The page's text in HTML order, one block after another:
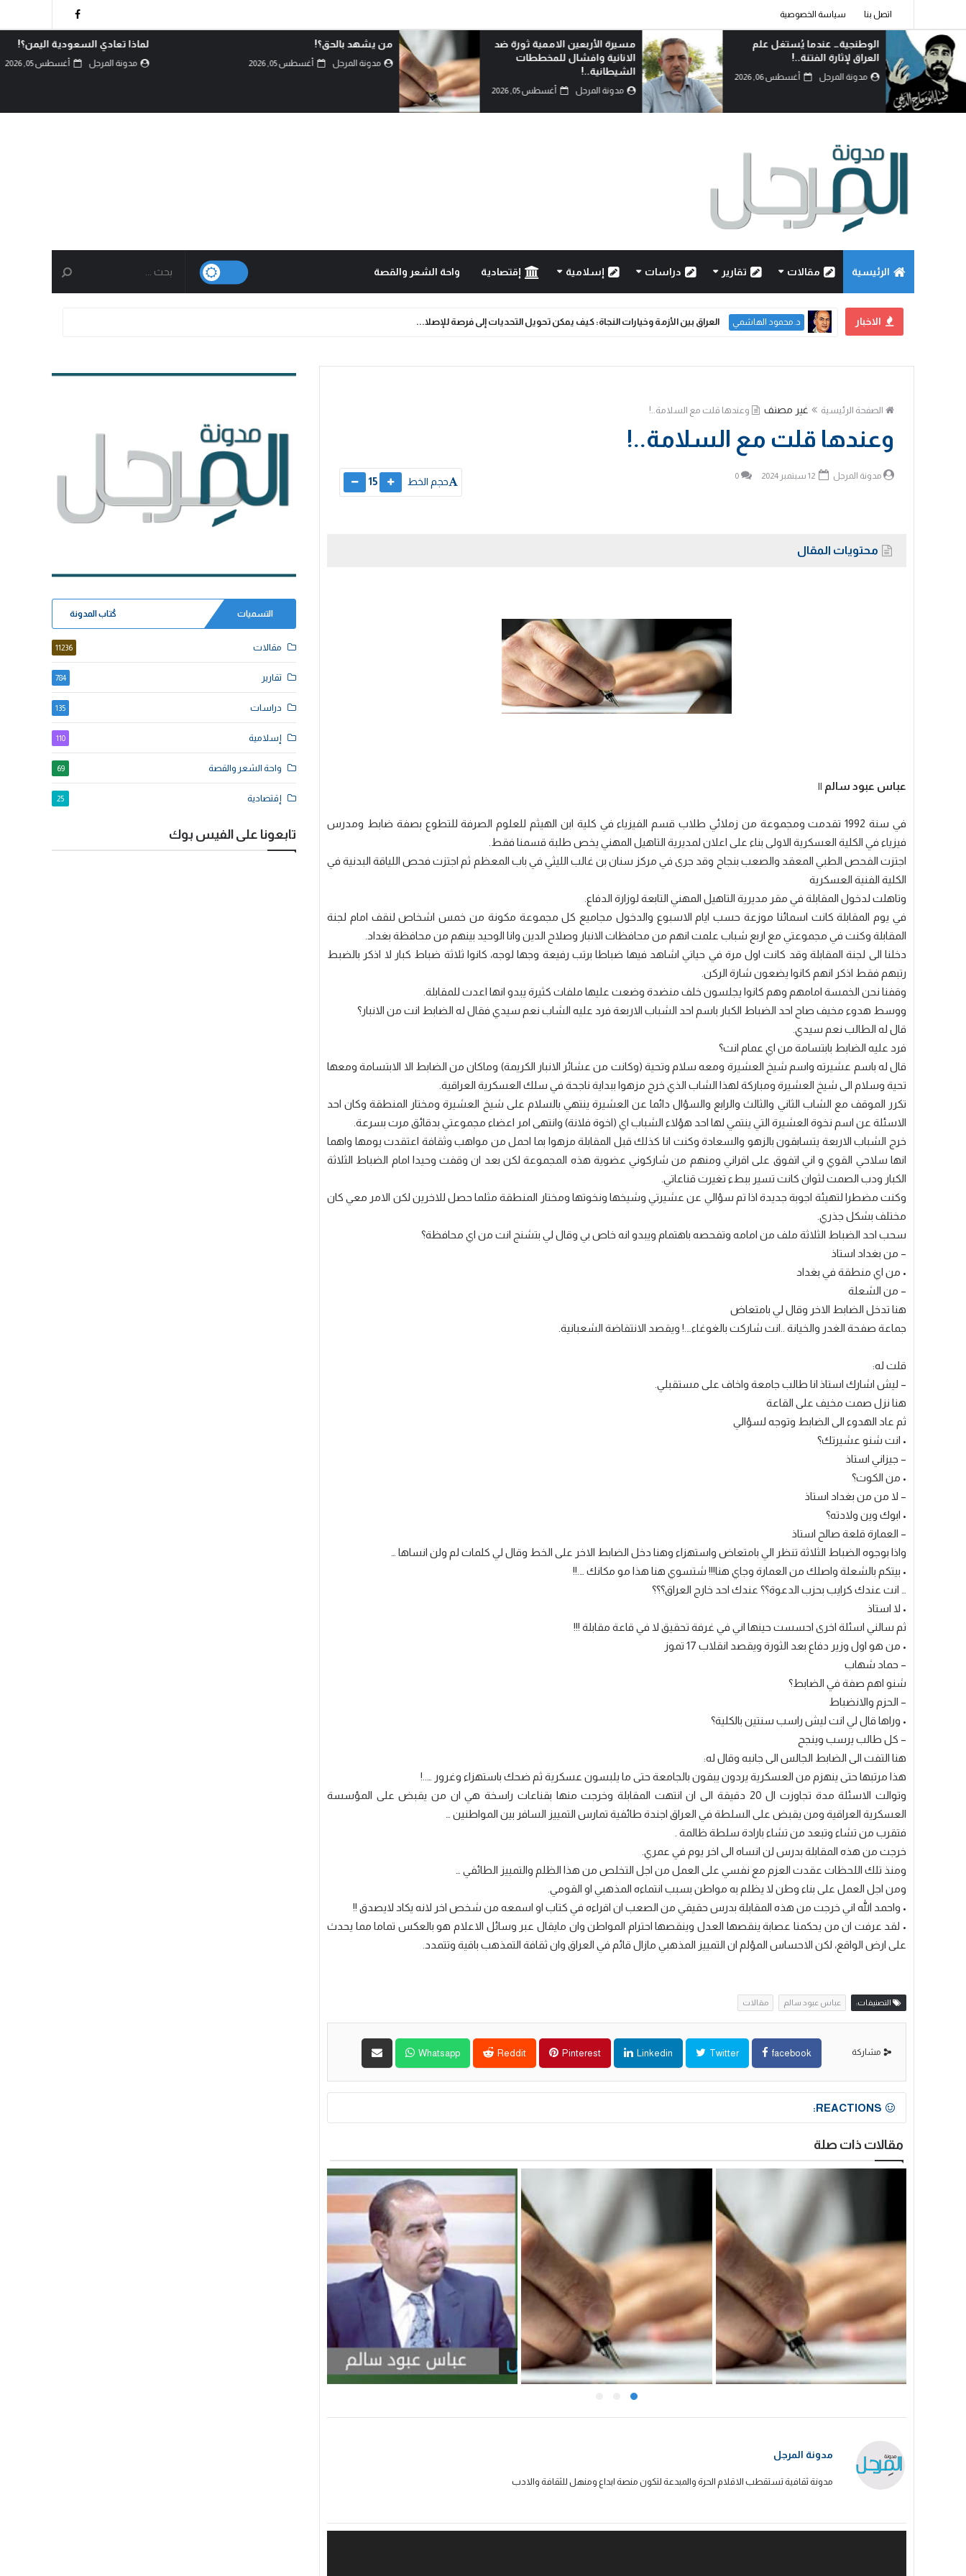
اتصل بنا سياسة الخصوصية
الوطنجية… عندما يُستغل علم
العراق لإثارة الفتنة..!
مدونة المرجل أغسطس 06, 2026
مسيرة الأربعين الاممية ثورة ضد
الانانية وافشال للمخططات
الشيطانية..!
مدونة المرجل أغسطس 05, 2026
من يشهد بالحق؟!
مدونة المرجل أغسطس 05, 2026
لماذا تعادي السعودية اليمن؟!
مدونة المرجل أغسطس 05, 2026
الرئيسية مقالات تقارير دراسات إسلامية إقتصادية واحة الشعر والقصة
الاخبار د. محمود الهاشمي العراق بين الأزمة وخيارات النجاة: كيف يمكن تحويل التحديات إلى فرصة للإصلا...
الصفحة الرئيسية غير مصنف وعندها قلت مع السلامة..!
وعندها قلت مع السلامة..!
مدونة المرجل 0 حجم الخط 15
محتويات المقال
عباس عبود سالم ||
في سنة 1992 تقدمت ومجموعة من زملائي طلاب قسم الفيزياء في كلية ابن الهيثم للعلوم الصرفة للتطوع بصفة ضابط ومدرس
فيزياء في الكلية العسكرية الاولى بناء على اعلان لمديرية التاهيل المهني يخص طلبة قسمنا فقط.
اجتزت الفحص الطبي المعقد والصعب بنجاح وقد جرى في مركز سنان بن غالب الليثي في باب المعظم ثم اجتزت فحص اللياقة البدنية في
الكلية الفنية العسكرية
وتاهلت لدخول المقابلة في مقر مديرية التاهيل المهني التابعة لوزارة الدفاع.
في يوم المقابلة كانت اسمائنا موزعة حسب ايام الاسبوع والدخول مجاميع كل مجموعة مكونة من خمس اشخاص لنقف امام لجنة
المقابلة وكنت في مجموعتي مع اربع شباب علمت انهم من محافظات الانبار وصلاح الدين وانا الوحيد بينهم من محافظة بغداد.
دخلنا الى لجنة المقابلة وقد كانت اول مرة في حياتي اشاهد فيها ضباطا برتب رفيعة وجها لوجه، كانوا ثلاثة ضباط كبار لا اذكر بالضبط
رتبهم فقط اذكر انهم كانوا يضعون شارة الركن.
وقفنا نحن الخمسة امامهم وهم كانوا يجلسون خلف منضدة وضعت عليها ملفات كثيرة يبدو انها اعدت للمقابلة.
ووسط هدوء مخيف صاح احد الضباط الكبار باسم احد الشباب الاربعة فرد عليه الشاب نعم سيدي فقال له الضابط انت من الانبار؟
قال له الطالب نعم سيدي.
فرد عليه الضابط بابتسامة من اي عمام انت؟
قال له باسم عشيرته واسم شيخ العشيرة ومعه سلام وتحية (وكانت من عشائر الانبار الكريمة) وماكان من الضابط الا الابتسامة ومعها
تحية وسلام الى شيخ العشيرة ومباركة لهذا الشاب الذي خرج مزهوا ببداية ناجحة في سلك العسكرية العراقية.
تكرر الموقف مع الشاب الثاني والثالث والرابع والسؤال دائما عن العشيرة ينتهي بالسلام على شيخ العشيرة ومختار المنطقة وكان احد
الاسئلة عن اسم نخوة العشيرة التي ينتمي لها احد هؤلاء الشباب اي (اخوة فلانة) وانتهى امر اعضاء مجموعتي بدقائق مرت بسرعة.
خرج الشباب الاربعة يتسابقون بالزهو والسعادة وكنت انا كذلك قبل المقابلة مزهوا بما احمل من مواهب وثقافة اعتقدت يومها واهما
انها سلاحي القوي و اني اتفوق على اقراني ومنهم من شاركوني عضوية هذه المجموعة لكن بعد ان وقفت وحيدا امام الضباط الثلاثة
الكبار ودب الصمت لثوان كانت تسير ببطء تغيرت قناعاتي.
وكنت مضطرا لتهيئة اجوبة جديدة اذا تم سؤالي عن عشيرتي وشيخها ونخوتها ومختار المنطقة مثلما حصل للاخرين لكن الامر معي كان
مختلف بشكل جذري.
سحب احد الضباط الثلاثة ملف من امامه وتفحصه باهتمام ويبدو انه خاص بي وقال لي بتشنج انت من اي محافظة؟
– من بغداد استاذ
• من اي منطقة في بغداد
– من الشعلة
هنا تدخل الضابط الاخر وقال لي بامتعاض
جماعة صفحة الغدر والخيانة ..انت شاركت بالغوغاء….! ويقصد الانتفاضة الشعبانية.
قلت له:
– ليش اشارك استاذ انا طالب جامعة واخاف على مستقبلي.
هنا نزل صمت مخيف على القاعة
ثم عاد الهدوء الى الضابط وتوجه لسؤالي
• انت شنو عشيرتك؟
– جيزاني استاذ
• من الكوت؟
– لا من من بغداد استاذ
• ابوك وين ولادته؟
– العمارة قلعة صالح استاذ
واذا بوجوه الضباط الثلاثة تنظر الي بامتعاض واستهزاء وهنا دخل الضابط الاخر على الخط وقال لي كلمات لم ولن انساها …
• بيتكم بالشعلة واصلك من العمارة وجاي هنا!!! شتسوي هنا هذا مو مكانك ….!!
… انت عندك كرايب بحزب الدعوة؟؟ عندك احد خارج العراق؟؟؟
• لا استاذ
ثم سالني اسئلة اخرى احسست حينها اني في غرفة تحقيق لا في قاعة مقابلة !!!
• من هو اول وزير دفاع بعد الثورة ويقصد انقلاب 17 تموز
– حماد شهاب
شنو اهم صفة في الضابط؟
– الحزم والانضباط
• وراها قال لي انت ليش راسب سنتين بالكلية؟
– كل طالب يرسب وينجح
هنا التفت الى الضابط الجالس الى جانبه وقال له:
هذا مرتبها حتى ينهزم من العسكرية يردون يبقون بالجامعة حتى ما يلبسون عسكرية ثم ضحك باستهزاء وغرور …..!
وتوالت الاسئلة مدة تجاوزت ال 20 دقيقة الى ان انتهت المقابلة وخرجت منها بقناعات راسخة هي ان من يقبض على المؤسسة
العسكرية العراقية ومن يقبض على السلطة في العراق اجندة طائفية تمارس التمييز السافر بين المواطنين …
فتقرب من تشاء وتبعد من تشاء بارادة سلطة ظالمة .
خرجت من هذه المقابلة بدرس لن انساه الى اخر يوم في عمري.
ومنذ تلك اللحظات عقدت العزم مع نفسي على العمل من اجل التخلص من هذا الظلم والتمييز الطائفي …
ومن اجل العمل على بناء وطن لا يظلم به مواطن بسبب انتماءه المذهبي او القومي.
• واحمد الله اني خرجت من هذه المقابلة بدرس حقيقي من الصعب ان اقراءه في كتاب او اسمعه من شخص اخر لانه يكاد لايصدق !!
• لقد عرفت ان من يحكمنا عصابة ينقصها العدل وينقصها احترام المواطن وان مايقال عبر وسائل الاعلام هو بالعكس تماما مما يحدث
على ارض الواقع، لكن الاحساس المؤلم ان التمييز المذهبي مازال قائم في العراق وان ثقافة التمذهب باقية وتتمدد.
التصنيفات: عباس عبود سالم مقالات
مشاركة facebook
Twitter
Linkedin
Pinterest
Reddit
Whatsapp
REACTIONS:
مقالات ذات صلة
مدونة المرجل
مدونة ثقافية تستقطب الاقلام الحرة والمبدعة لتكون منصة ابداع ومنهل للثقافة والادب
التسميات كُتاب المدونة
مقالات 11236
تقارير 784
دراسات 135
إسلامية 110
واحة الشعر والقصة 69
إقتصادية 25
تابعونا على الفيس بوك